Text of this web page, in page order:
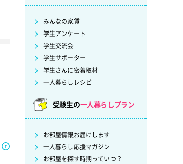
みんなの家賃
学生アンケート
学生交流会
学生サポーター
学生さんに密着取材
一人暮らしレシピ
受験生の一人暮らしプラン
お部屋情報お届けします
一人暮らし応援マガジン
お部屋を探す時期っていつ？